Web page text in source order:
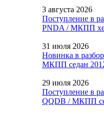
3 августа 2026
Поступление в
PNDA / МКПП
31 июля 2026
Новинка в
МКПП седан
29 июля 2026
Поступление в
QQDB / МКПП